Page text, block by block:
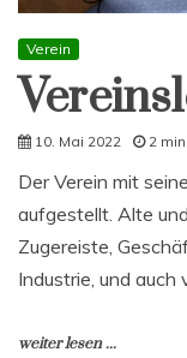
Verein
10. Mai 2022 2
Der Verein mit
aufgestellt. Alte
Zugereiste,
Industrie, und auch
weiter lesen ...